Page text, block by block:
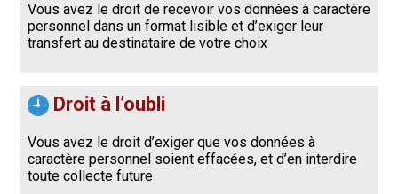
Vous avez le droit de recevoir vos données à caractère
personnel dans un format lisible et d’exiger leur
transfert au destinataire de votre choix
Droit à l’oubli
Vous avez le droit d’exiger que vos données à
caractère personnel soient effacées, et d’en interdire
toute collecte future